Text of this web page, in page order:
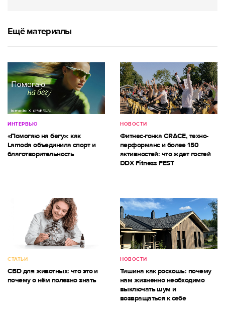
Ещё материалы
ИНТЕРВЬЮ
«Помогаю на бегу»: как
Lamoda объединила спорт и
благотворительность
НОВОСТИ
Фитнес-гонка CRACE, техно-
перформанс и более 150
активностей: что ждет гостей
DDX Fitness FEST
СТАТЬИ
CBD для животных: что это и
почему о нём полезно знать
НОВОСТИ
Тишина как роскошь: почему
нам жизненно необходимо
выключать шум и
возвращаться к себе